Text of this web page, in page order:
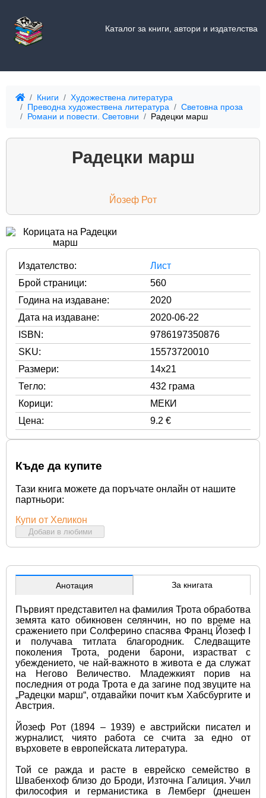
Каталог за книги, автори и издателства
Книги
Художествена литература
Преводна художествена литература
Световна проза
Романи и повести. Световни
Радецки марш
Радецки марш
Йозеф Рот
Издателство:
Лист
Брой страници:
560
Година на издаване:
2020
Дата на издаване:
2020-06-22
ISBN:
9786197350876
SKU:
15573720010
Размери:
14x21
Тегло:
432 грама
Корици:
МЕКИ
Цена:
9.2 €
Къде да купите
Тази книга можете да поръчате онлайн от нашите
партньори:
Купи от Хеликон
Добави в любими
Анотация За книгата
Първият представител на фамилия Трота обработва
земята като обикновен селянчин, но по време на
сражението при Солферино спасява Франц Йозеф I
и получава титлата благородник. Следващите
поколения Трота, родени барони, израстват с
убеждението, че най-важното в живота е да служат
на Негово Величество. Младежкият порив на
последния от рода Трота е да загине под звуците на
„Радецки марш“, отдавайки почит към Хабсбургите и
Австрия.
Йозеф Рот (1894 – 1939) е австрийски писател и
журналист, чиято работа се счита за едно от
върховете в европейската литература.
Той се ражда и расте в еврейско семейство в
Швабенхоф близо до Броди, Източна Галиция. Учил
философия и германистика в Лемберг (днешен